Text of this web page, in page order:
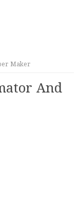
Maker
And